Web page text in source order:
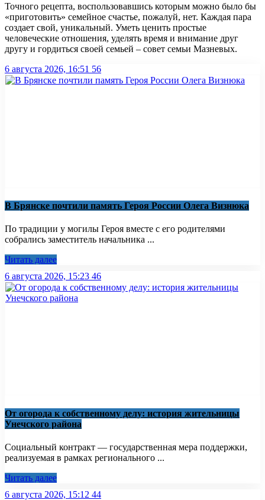
Точного рецепта, воспользовавшись которым можно было бы
«приготовить» семейное счастье, пожалуй, нет. Каждая пара
создает свой, уникальный. Уметь ценить простые
человеческие отношения, уделять время и внимание друг
другу и гордиться своей семьей – совет семьи Мазневых.
6 августа 2026, 16:51 56
В Брянске почтили память Героя России Олега Визнюка
По традиции у могилы Героя вместе с его родителями
собрались заместитель начальника ...
Читать далее
6 августа 2026, 15:23 46
От огорода к собственному делу: история жительницы
Унечского района
Социальный контракт — государственная мера поддержки,
реализуемая в рамках регионального ...
Читать далее
6 августа 2026, 15:12 44